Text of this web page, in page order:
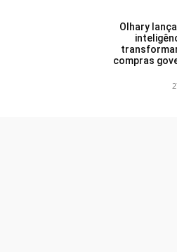
Olhary
compras